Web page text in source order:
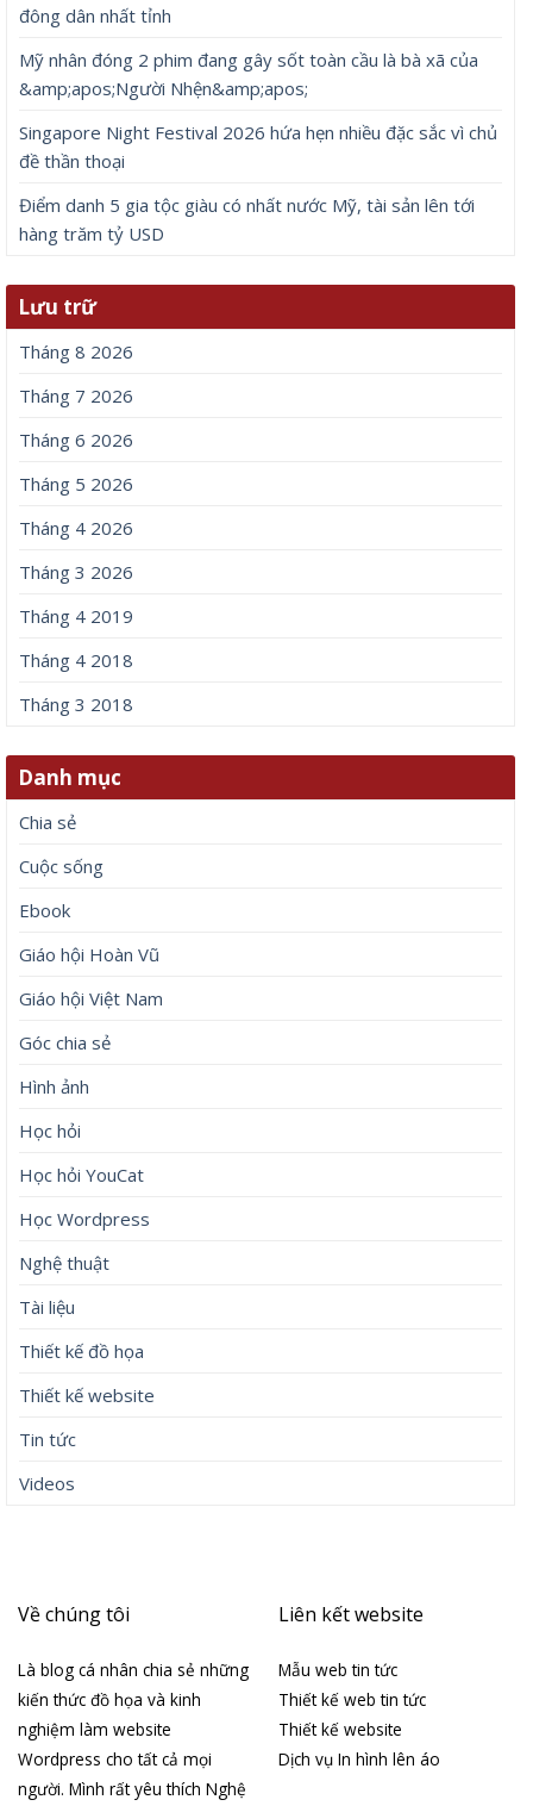
đông dân nhất tỉnh
Mỹ nhân đóng 2 phim đang gây sốt toàn cầu là bà xã của
&amp;apos;Người Nhện&amp;apos;
Singapore Night Festival 2026 hứa hẹn nhiều đặc sắc vì chủ
đề thần thoại
Điểm danh 5 gia tộc giàu có nhất nước Mỹ, tài sản lên tới
hàng trăm tỷ USD
Lưu trữ
Tháng 8 2026
Tháng 7 2026
Tháng 6 2026
Tháng 5 2026
Tháng 4 2026
Tháng 3 2026
Tháng 4 2019
Tháng 4 2018
Tháng 3 2018
Danh mục
Chia sẻ
Cuộc sống
Ebook
Giáo hội Hoàn Vũ
Giáo hội Việt Nam
Góc chia sẻ
Hình ảnh
Học hỏi
Học hỏi YouCat
Học Wordpress
Nghệ thuật
Tài liệu
Thiết kế đồ họa
Thiết kế website
Tin tức
Videos
Về chúng tôi
Là blog cá nhân chia sẻ những
kiến thức đồ họa và kinh
nghiệm làm website
Wordpress cho tất cả mọi
người. Mình rất yêu thích Nghệ
Liên kết website
Mẫu web tin tức
Thiết kế web tin tức
Thiết kế website
Dịch vụ In hình lên áo